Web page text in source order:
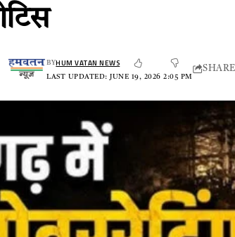
LAST UPDATED: JUNE 19, 2026 2:05 PM
BYHUM VATAN NEWS
SHARE